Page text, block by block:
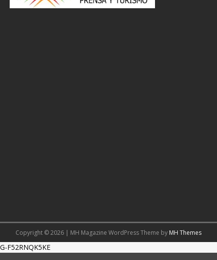
Copyright © 2026 | MH Magazine WordPress Theme by MH Themes
G-F52RNQK5KE